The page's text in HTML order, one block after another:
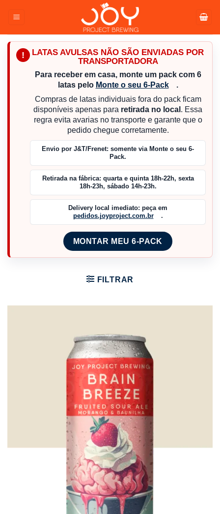
para
conteúdo
!
LATAS AVULSAS NÃO SÃO ENVIADAS POR
TRANSPORTADORA
Para receber em casa, monte um pack com 6
latas pelo Monte o seu 6-Pack
.
Compras de latas individuais fora do pack ficam
disponíveis apenas para retirada no local . Essa
regra evita avarias no transporte e garante que o
pedido chegue corretamente.
Envio por J&T/Frenet: somente via Monte o seu 6-
Pack.
Retirada na fábrica: quarta e quinta 18h-22h, sexta
18h-23h, sábado 14h-23h.
Delivery local imediato: peça em
pedidos.joyproject.com.br
.
MONTAR MEU 6-PACK
FILTRAR